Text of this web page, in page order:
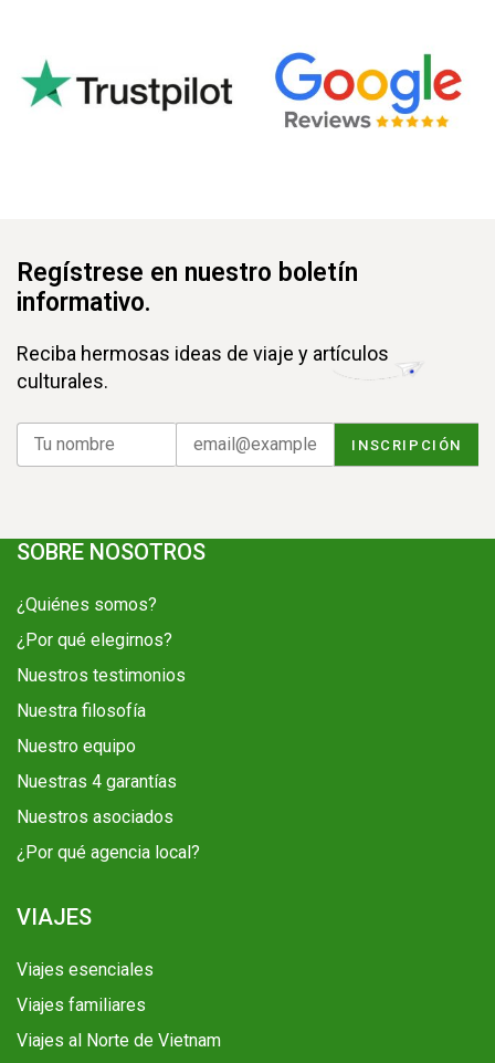
Regístrese en nuestro boletín
informativo.
Reciba hermosas ideas de viaje y artículos
culturales.
SOBRE NOSOTROS
¿Quiénes somos?
¿Por qué elegirnos?
Nuestros testimonios
Nuestra filosofía
Nuestro equipo
Nuestras 4 garantías
Nuestros asociados
¿Por qué agencia local?
VIAJES
Viajes esenciales
Viajes familiares
Viajes al Norte de Vietnam